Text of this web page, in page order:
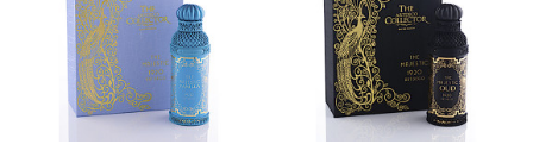
Fifi Chachnil 2
Frapin 16